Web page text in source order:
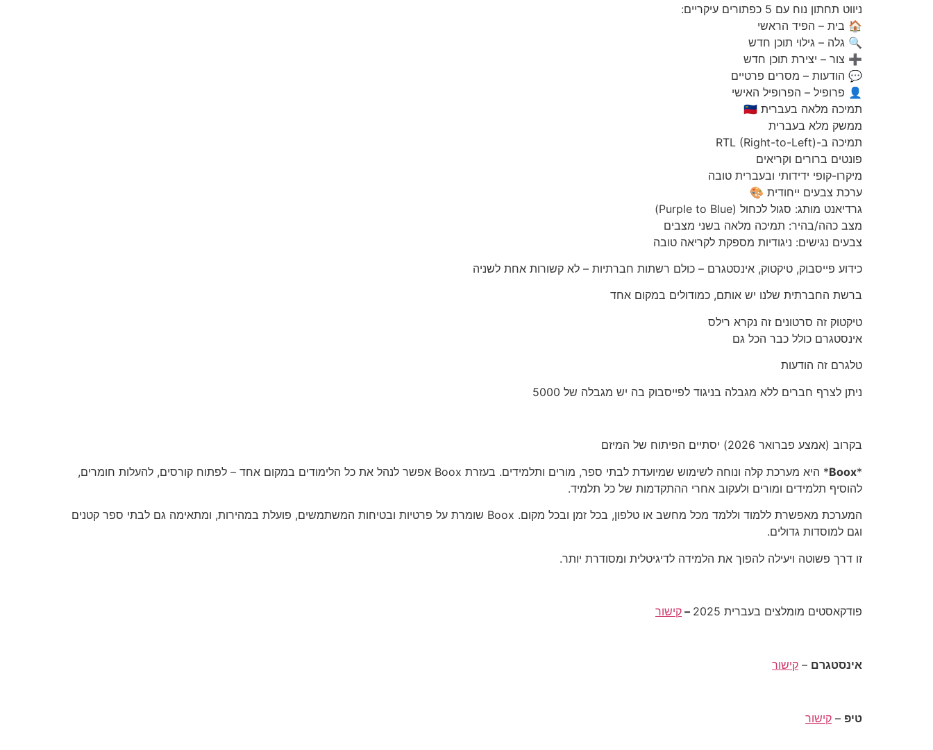
ניווט תחתון נוח עם 5 כפתורים עיקריים:
🏠 בית – הפיד הראשי
🔍 גלה – גילוי תוכן חדש
➕ צור – יצירת תוכן חדש
💬 הודעות – מסרים פרטיים
👤 פרופיל – הפרופיל האישי
תמיכה מלאה בעברית 🇮🇱
ממשק מלא בעברית
תמיכה ב-RTL (Right-to-Left)
פונטים ברורים וקריאים
מיקרו-קופי ידידותי ובעברית טובה
ערכת צבעים ייחודית 🎨
גרדיאנט מותג: סגול לכחול (Purple to Blue)
מצב כהה/בהיר: תמיכה מלאה בשני מצבים
צבעים נגישים: ניגודיות מספקת לקריאה טובה
כידוע פייסבוק, טיקטוק, אינסטגרם – כולם רשתות חברתיות – לא קשורות אחת לשניה
ברשת החברתית שלנו יש אותם, כמודולים במקום אחד
טיקטוק זה סרטונים זה נקרא רילס
אינסטגרם כולל כבר הכל גם
טלגרם זה הודעות
ניתן לצרף חברים ללא מגבלה בניגוד לפייסבוק בה יש מגבלה של 5000
בקרוב (אמצע פברואר 2026) יסתיים הפיתוח של המיזם
*
Boox
* היא מערכת קלה ונוחה לשימוש שמיועדת לבתי ספר, מורים ותלמידים. בעזרת Boox אפשר לנהל את כל הלימודים במקום אחד – לפתוח קורסים, להעלות חומרים,
להוסיף תלמידים ומורים ולעקוב אחרי ההתקדמות של כל תלמיד.
המערכת מאפשרת ללמוד וללמד מכל מחשב או טלפון, בכל זמן ובכל מקום. Boox שומרת על פרטיות ובטיחות המשתמשים, פועלת במהירות, ומתאימה גם לבתי ספר קטנים
וגם למוסדות גדולים.
זו דרך פשוטה ויעילה להפוך את הלמידה לדיגיטלית ומסודרת יותר.
פודקאסטים מומלצים בעברית 2025 – קישור
אינסטגרם – קישור
טיפ – קישור